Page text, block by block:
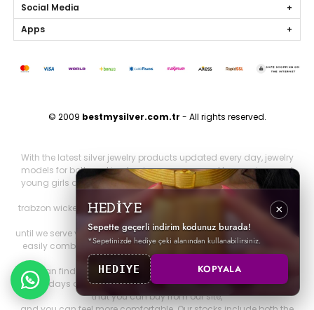
Social Media
Apps
© 2009 bestmysilver.com.tr - All rights reserved.
With the latest silver jewelry products updated every day, jewelry
models for both working business women and housewives and
young girls are silver necklaces, silver earrings, silver rings, silver
trabzon wicker, trabzon kazaziye, gold series, personalized jewelry
and brand jewelry since 2009
until we serve you. Other 925 sterling jewelry products that you can
easily combine with all jewelry products that will make you look
both elegant and stylish.
You can find it on our website. You can be more elegant on your
special days and nights with all our silver special design products
that you can buy from our site,
HEDİYE
Sepette geçerli indirim kodunuz burada!
*Sepetinizde hediye çeki alanından kullanabilirsiniz.
×
HEDIYE KOPYALA